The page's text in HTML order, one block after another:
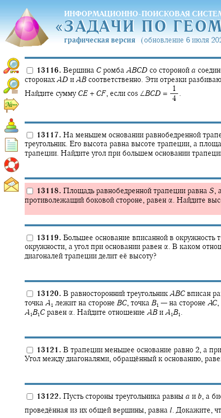
ИНФОРМАЦИОННО-ПОИСКОВАЯ
«ЗАДАЧИ ПО
«ЗАДАЧИ ПО
графическая версия (обновление 6 июля
13116. Вершина C ромба ABCD со стороной a
сторонах AD и AB соответственно. Эти отрезки
Найдите сумму CE + CF, если cos ∠BCD = ‍
‍ 1
‍ 4
.
13117. На меньшем основании равнобедренной
треугольник. Его высота равна высоте трапеции, а
трапеции. Найдите угол при большем основании
13118. Площадь равнобедренной трапеции равна S,
противолежащий боковой стороне, равен α. Найдите
13119. Большее основание вписанной в окружность
окружности, а угол при основании равен α. В каком
диагоналей трапеции делит её высоту?
13120. В равносторонний треугольник ABC вписан
точка A 1 лежит на стороне BC, точка B1 — на стороне AC,
A 1B1 C равен α. Найдите отношение AB и A 1B1 .
13121. В трапеции меньшее основание равно 2, а
Угол между диагоналями, обращённый к основанию,
13122. Пусть стороны треугольника равны a и b, а
проведённая из их общей вершины, равна l. Докажите,